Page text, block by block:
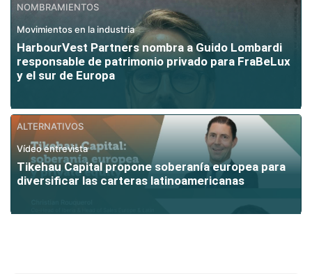
NOMBRAMIENTOS
Movimientos en la industria
HarbourVest Partners nombra a Guido Lombardi
responsable de patrimonio privado para FraBeLux
y el sur de Europa
ALTERNATIVOS
Vídeo entrevista
Tikehau Capital propone soberanía europea para
diversificar las carteras latinoamericanas